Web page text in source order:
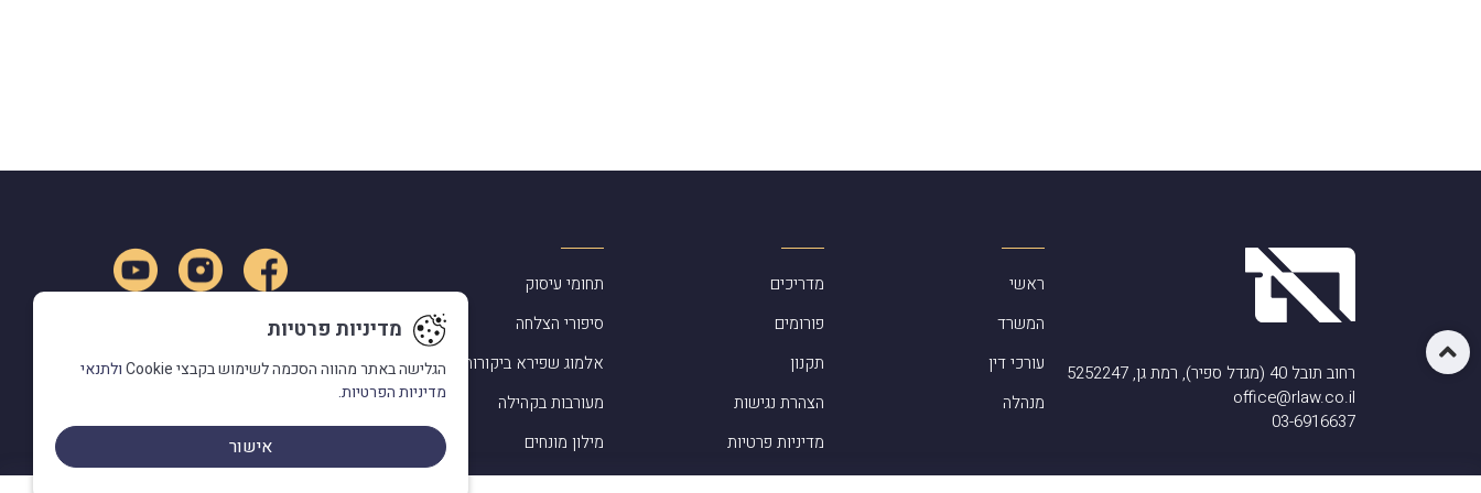
רחוב תובל 40 (מגדל ספיר), רמת גן, 5252247
office@rlaw.co.il
03-6916637
ראשי
המשרד
עורכי דין
מנהלה
מדריכים
פורומים
תקנון
הצהרת נגישות
מדיניות פרטיות
תחומי עיסוק
סיפורי הצלחה
אלמוג שפירא ביקורות
מעורבות בקהילה
מילון מונחים
בתקשורת
מדיניות פרטיות
הגלישה באתר מהווה הסכמה לשימוש בקבצי Cookie
ולתנאי
מדיניות הפרטיות.
אישור